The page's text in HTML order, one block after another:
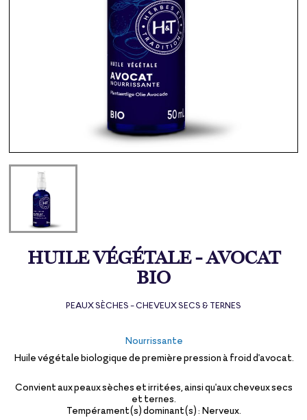
HUILE VÉGÉTALE - AVOCAT
BIO
PEAUX SÈCHES - CHEVEUX SECS & TERNES
Nourrissante
Huile végétale biologique de première pression à froid d'avocat.
Convient aux peaux sèches et irritées, ainsi qu'aux cheveux secs
et ternes.
Tempérament(s) dominant(s) : Nerveux.